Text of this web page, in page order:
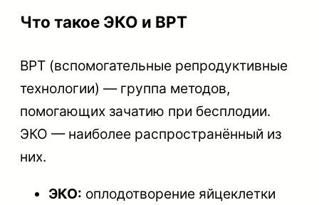
Что такое ЭКО и ВРТ
ВРТ (вспомогательные репродуктивные
технологии) — группа методов,
помогающих зачатию при бесплодии.
ЭКО — наиболее распространённый из
них.
ЭКО: оплодотворение яйцеклетки